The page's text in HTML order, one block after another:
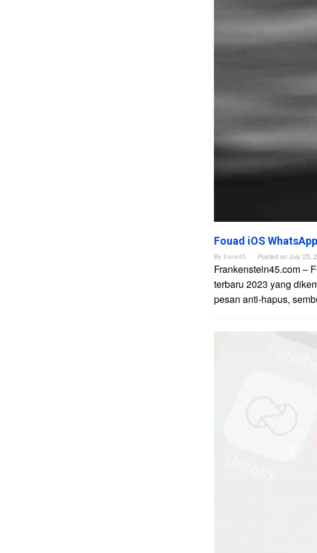
Frankenstein45.Com
Fouad iOS
By frank45 Posted onJuly 25,
Frankenstein45.com –
terbaru 2023 yang
pesan anti-hapus,